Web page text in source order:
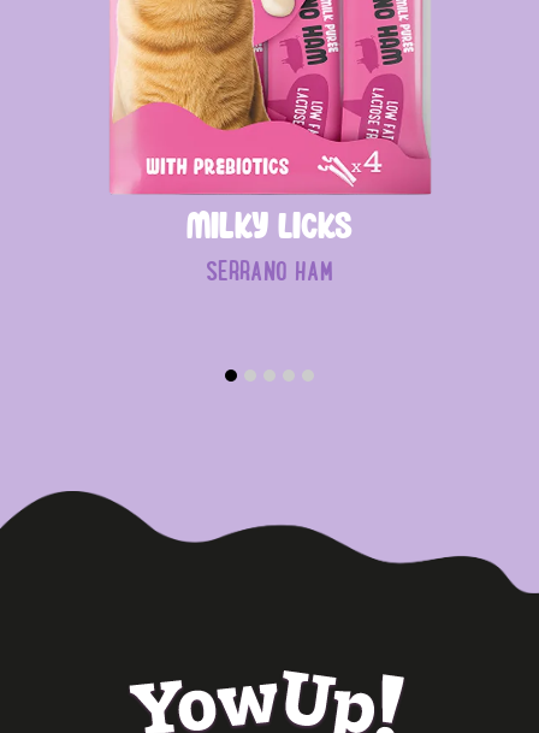
Milky Licks
SERRANO HAM